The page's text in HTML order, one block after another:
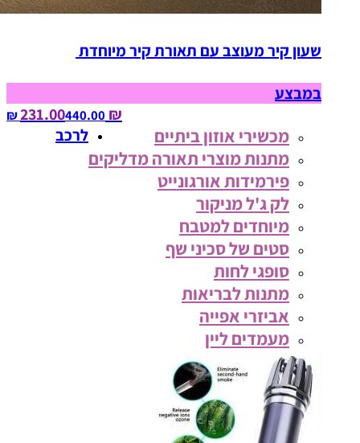
שעון קיר מעוצב עם תאורת קיר מיוחדת
במבצע
₪ 231.00
440.00‏ ₪
מכשירי אוזון ביתיים
מתנות מוצרי תאורה מדליקים
פירמידות אורגונייט
לק ג'ל מניקור
מיוחדים למטבח
סטים של סכיני שף
סופגי לחות
מתנות לבריאות
אביזרי אפייה
מעמדים ליין
לרכב